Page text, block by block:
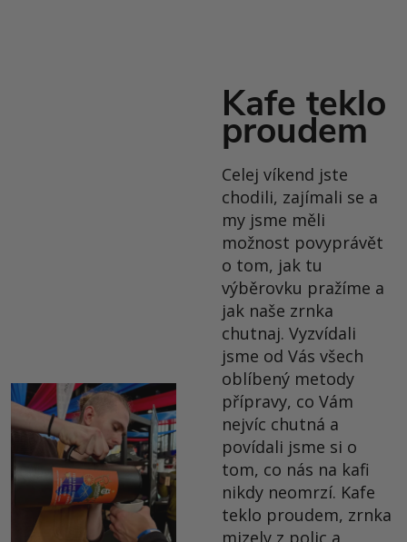
Kafe teklo
proudem
Celej víkend jste
chodili, zajímali se a
my jsme měli
možnost povyprávět
o tom, jak tu
výběrovku pražíme a
jak naše zrnka
chutnaj. Vyzvídali
jsme od Vás všech
oblíbený metody
přípravy, co Vám
nejvíc chutná a
povídali jsme si o
tom, co nás na kafi
nikdy neomrzí. Kafe
teklo proudem, zrnka
mizely z polic a